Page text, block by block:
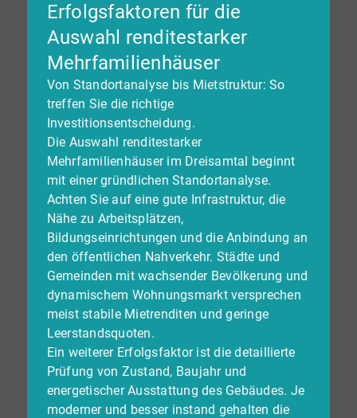
Erfolgsfaktoren für die
Auswahl renditestarker
Mehrfamilienhäuser
Von Standortanalyse bis Mietstruktur: So
treffen Sie die richtige
Investitionsentscheidung.
Die Auswahl renditestarker
Mehrfamilienhäuser im Dreisamtal beginnt
mit einer gründlichen Standortanalyse.
Achten Sie auf eine gute Infrastruktur, die
Nähe zu Arbeitsplätzen,
Bildungseinrichtungen und die Anbindung an
den öffentlichen Nahverkehr. Städte und
Gemeinden mit wachsender Bevölkerung und
dynamischem Wohnungsmarkt versprechen
meist stabile Mietrenditen und geringe
Leerstandsquoten.
Ein weiterer Erfolgsfaktor ist die detaillierte
Prüfung von Zustand, Baujahr und
energetischer Ausstattung des Gebäudes. Je
moderner und besser instand gehalten die